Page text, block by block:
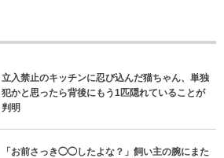
立入禁止のキッチンに忍び込んだ猫ちゃん、単独
犯かと思ったら背後にもう1匹隠れていることが
判明
「お前さっき◯◯したよな？」飼い主の腕にまた